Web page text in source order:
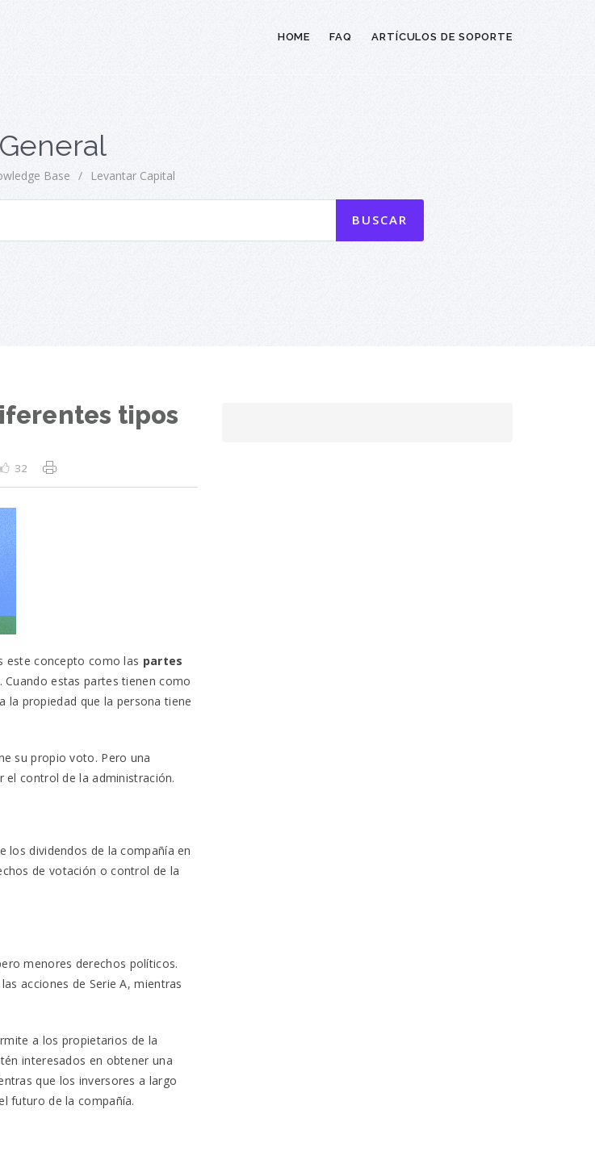
HOME FAQ ARTÍCULOS DE SOPORTE
General
Base / Levantar Capital
tipos
32
este concepto como las partes
Cuando estas partes tienen como
la propiedad que la persona tiene
su propio voto. Pero una
control de la administración.
los dividendos de la compañía en
de votación o control de la
menores derechos políticos.
acciones de Serie A, mientras
a los propietarios de la
interesados en obtener una
que los inversores a largo
futuro de la compañía.